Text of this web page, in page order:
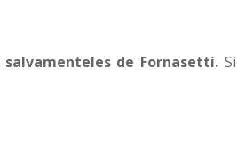
salvamenteles de Fornasetti. Si